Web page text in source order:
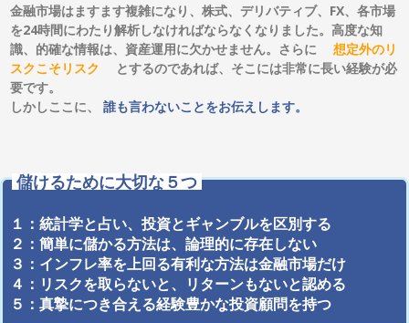
金融市場はますます複雑になり、株式、デリバティブ、FX、各市場
を24時間にわたり解析しなければならなくなりました。高度な知
識、的確な情報は、資産運用に欠かせません。さらに想定外のリ
スクこそリスク
とするのであれば、そこには非常に長い経験が必
要です。
しかしここに、誰も言わないことをお伝えします。
儲けるために大切な５つ
１：統計学と占い、投資とギャンブルを区別する
２：簡単に儲かる方法は、論理的に存在しない
３：インフレ率を上回る有利な方法は金融市場だけ
４：リスクを取らないと、リターンもないと認める
５：真摯につき合える経験豊かな投資顧問を持つ